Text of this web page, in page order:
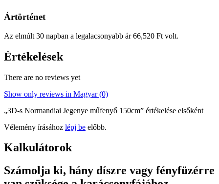
Ártörténet
Az elmúlt 30 napban a legalacsonyabb ár66,520 Ft volt.
Értékelések
There are no reviews yet
Show only reviews in Magyar (0)
„3D-s Normandiai Jegenye műfenyő 150cm” értékelése elsőként
Vélemény írásához lépj be előbb.
Kalkulátorok
Számolja ki, hány díszre vagy fényfüzérre